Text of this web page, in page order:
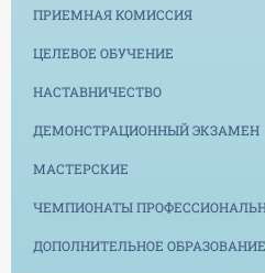
ПРИЕМНАЯ КОМИССИЯ
ЦЕЛЕВОЕ ОБУЧЕНИЕ
НАСТАВНИЧЕСТВО
ДЕМОНСТРАЦИОННЫЙ ЭКЗАМЕН
МАСТЕРСКИЕ
ЧЕМПИОНАТЫ
ДОПОЛНИТЕЛЬНОЕ ОБРАЗОВАНИЕ